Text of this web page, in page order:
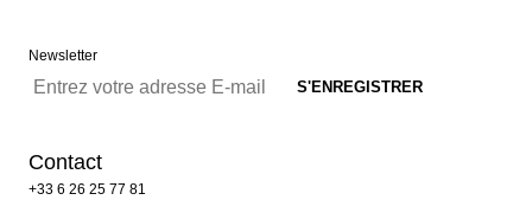
Newsletter
Contact
+33 6 26 25 77 81